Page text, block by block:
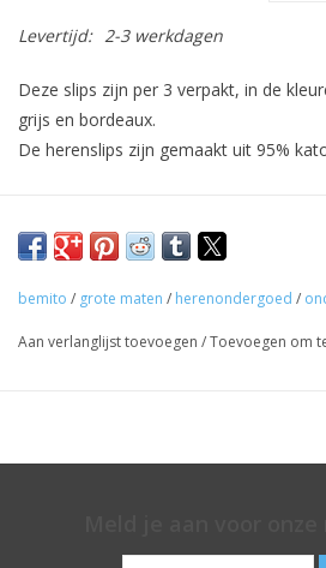
Levertijd: 2-3 werkdagen
Deze slips zijn per 3 verpakt, in de
grijs en bordeaux.
De herenslips zijn gemaakt uit 95%
bemito / grote maten / herenondergoed /
Aan verlanglijst toevoegen /Toevoegen om